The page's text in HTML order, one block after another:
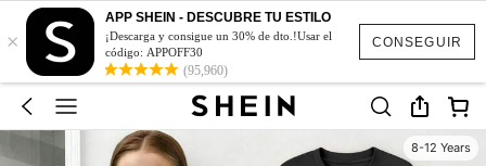
CONSEGUIR
×
APP SHEIN - DESCUBRE TU ESTILO
¡Descarga y consigue un 30% de dto.!Usar el
código: APPOFF30
(95,960)
8-12 Years